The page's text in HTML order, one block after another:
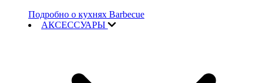
Подробно о кухнях Barbecue
АКСЕССУАРЫ